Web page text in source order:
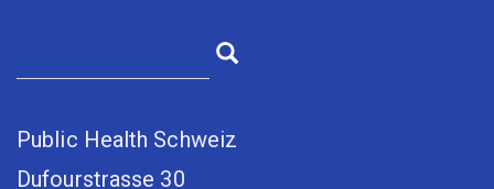
Public Health Schweiz
Dufourstrasse 30